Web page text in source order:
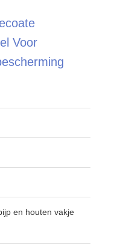
Voor
en houten vakje